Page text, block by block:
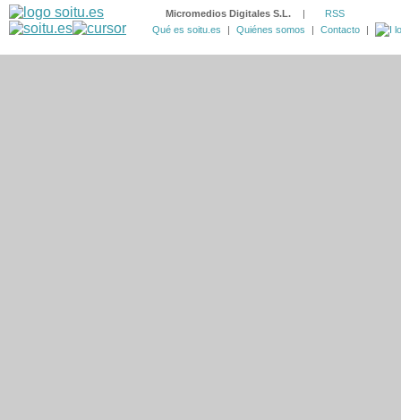
Micromedios Digitales S.L.
RSS
Qué es soitu.es
Quiénes somos Contacto